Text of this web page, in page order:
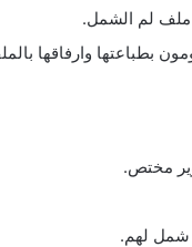
ملف لم الشمل.
بطباعتها وارفاقها
شمل لهم.